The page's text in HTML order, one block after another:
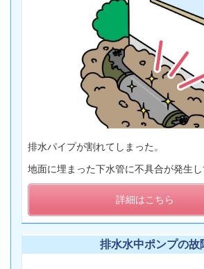
排水パイプが割れてしまった。
地面に埋まった下水管に不具合が発生し
詳細はこちら
排水水中ポンプの故